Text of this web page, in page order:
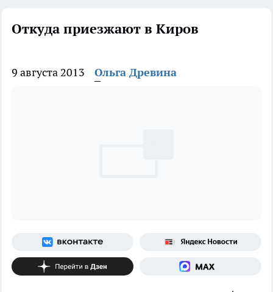
Откуда приезжают в Киров
9 августа 2013 Ольга Древина